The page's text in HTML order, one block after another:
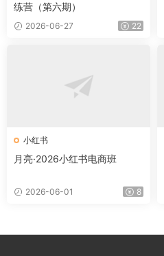
练营（第六期）
2026-06-27 22
小红书
月亮·2026小红书电商班
2026-06-01 8